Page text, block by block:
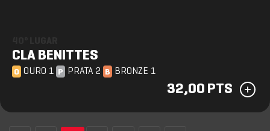
CLA BENITTES
O OURO 1 P PRATA 2 B BRONZE 1
32,00 PTS